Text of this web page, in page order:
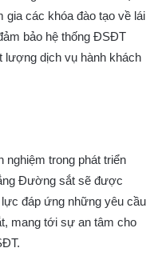
gia các khóa đào tạo về lái
bảo hệ thống ĐSĐT
lượng dịch vụ hành khách
nghiệm trong phát triển
Đường sắt sẽ được
đáp ứng những yêu cầu
mang tới sự an tâm cho